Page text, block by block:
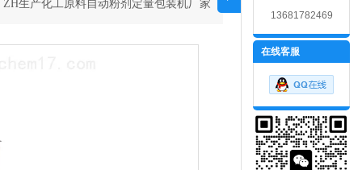
生产化工原料自动粉剂定量包装机厂家
13681782469
在线客服